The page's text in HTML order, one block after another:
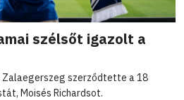
szélsőt igazolt a
Zalaegerszeg szerződtette a 18
Moisés Richardsot.